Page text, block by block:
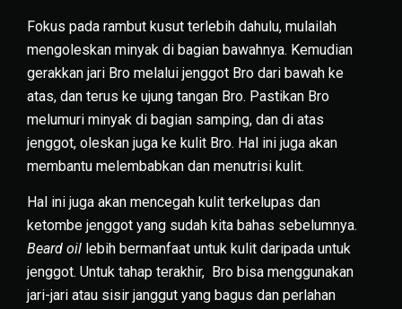
Fokus pada rambut kusut terlebih dahulu, mulailah
mengoleskan minyak di bagian bawahnya. Kemudian
gerakkan jari Bro melalui jenggot Bro dari bawah ke
atas, dan terus ke ujung tangan Bro. Pastikan Bro
melumuri minyak di bagian samping, dan di atas
jenggot, oleskan juga ke kulit Bro. Hal ini juga akan
membantu melembabkan dan menutrisi kulit.
Hal ini juga akan mencegah kulit terkelupas dan
ketombe jenggot yang sudah kita bahas sebelumnya.
Beard oil lebih bermanfaat untuk kulit daripada untuk
jenggot. Untuk tahap terakhir, Bro bisa menggunakan
jari-jari atau sisir janggut yang bagus dan perlahan